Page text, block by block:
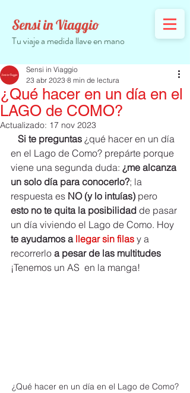
Sensi in Viaggio
Tu viaje a medida llave en mano
¿Qué hacer en un día en el
LAGO de COMO?
Sensi in Viaggio
23 abr 2023 8 min de lectura
Actualizado: 17 nov 2023
Si te preguntas ¿qué hacer en un día
en el Lago de Como? prepárte porque
viene una segunda duda: ¿me alcanza
un solo día para conocerlo?; la
respuesta es NO (y lo intuías) pero
esto no te quita la posibilidad de pasar
un día viviendo el Lago de Como. Hoy
te ayudamos a llegar sin filas y a
recorrerlo a pesar de las multitudes
¡Tenemos un AS  en la manga!
¿Qué hacer en un día en el Lago de Como?